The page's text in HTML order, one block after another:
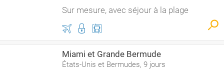
Sur mesure, avec séjour à la plage
Miami et Grande Bermude
États-Unis et Bermudes, 9 jours